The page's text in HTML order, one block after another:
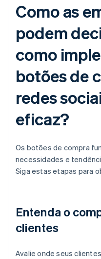
Como as
podem
como
botões de
redes
eficaz?
Os botões de compra
necessidades e
Siga estas etapas para
Entenda o
clientes
Avalie onde seus